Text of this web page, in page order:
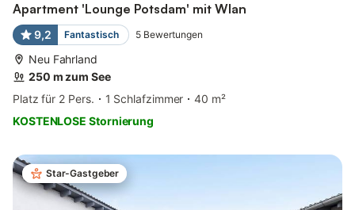
Apartment 'Lounge Potsdam' mit Wlan
9,2 Fantastisch 5 Bewertungen
Neu Fahrland
250 m zum See
Platz für 2 Pers.
1 Schlafzimmer
40 m²
KOSTENLOSE Stornierung
Star-Gastgeber